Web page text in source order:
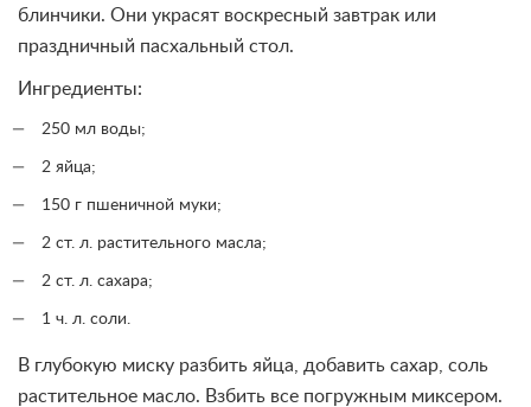
блинчики. Они украсят воскресный завтрак или
праздничный пасхальный стол.
Ингредиенты:
250 мл воды;
2 яйца;
150 г пшеничной муки;
2 ст. л. растительного масла;
2 ст. л. сахара;
1 ч. л. соли.
В глубокую миску разбить яйца, добавить сахар, соль
растительное масло. Взбить все погружным миксером.